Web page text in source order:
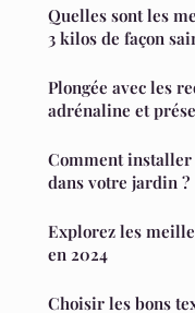
Quelles sont les
3 kilos de façon
Plongée avec les
adrénaline et
Comment
dans votre jardin ?
Explorez les
en 2024
Choisir les bons